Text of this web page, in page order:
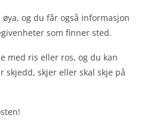
og du får også informasjon
som finner sted.
med ris eller ros, og du kan
skjedd, skjer eller skal skje på